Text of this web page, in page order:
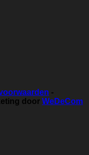
-
door WeDeCom